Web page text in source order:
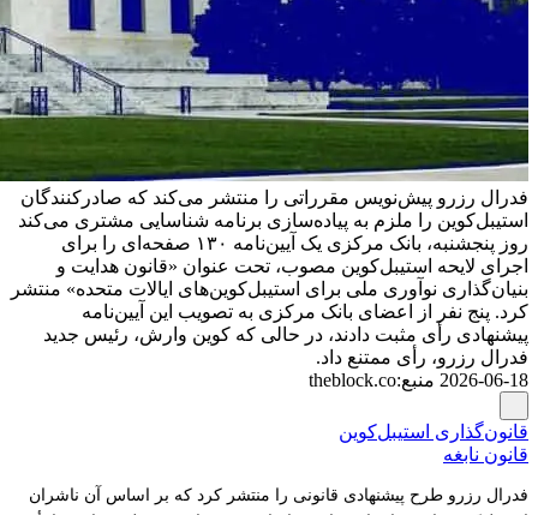
فدرال رزرو پیش‌نویس مقرراتی را منتشر می‌کند که صادرکنندگان
استیبل‌کوین را ملزم به پیاده‌سازی برنامه شناسایی مشتری می‌کند
روز پنجشنبه، بانک مرکزی یک آیین‌نامه ۱۳۰ صفحه‌ای را برای
اجرای لایحه استیبل‌کوین مصوب، تحت عنوان «قانون هدایت و
بنیان‌گذاری نوآوری ملی برای استیبل‌کوین‌های ایالات متحده» منتشر
کرد. پنج نفر از اعضای بانک مرکزی به تصویب این آیین‌نامه
پیشنهادی رأی مثبت دادند، در حالی که کوین وارش، رئیس جدید
فدرال رزرو، رأی ممتنع داد.
2026-06-18 منبع:
theblock.co
قانون‌گذاری استیبل‌کوین
قانون نابغه
فدرال رزرو طرح پیشنهادی قانونی را منتشر کرد که بر اساس آن ناشران